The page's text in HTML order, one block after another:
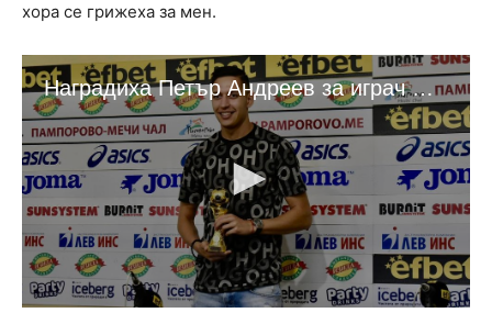
хора се грижеха за мен.